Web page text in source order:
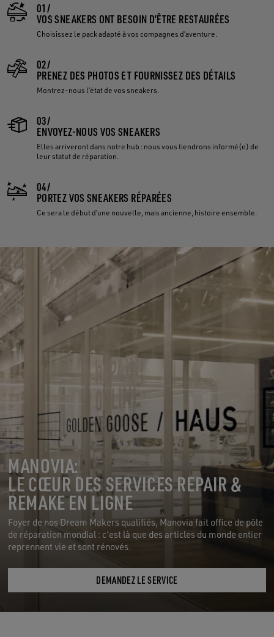
01/
VOS SNEAKERS ONT BESOIN D’ÊTRE RESTAURÉES
Choisissez le pack adapté à vos compagnes d’aventure.
02/
PRENEZ DES PHOTOS ET FOURNISSEZ DES DÉTAILS
Montrez-nous l’état de vos sneakers.
03/
ENVOYEZ-NOUS VOS SNEAKERS
Elles arriveront dans notre hub : nous vous tiendrons informé(e) de
leur statut de réparation.
04/
PORTEZ VOS SNEAKERS RÉPARÉES
Ce sera le début d’une nouvelle, mais ancienne, histoire ensemble.
MANOVIA:
LE CŒUR DES SERVICES REPAIR &
REMAKE EN LIGNE
Foyer de nos Dream Makers qualifiés, Manovia fait office de pôle
de réparation mondial : c’est là que des articles du monde entier
reprennent vie et sont rénovés.
DEMANDEZ LE SERVICE